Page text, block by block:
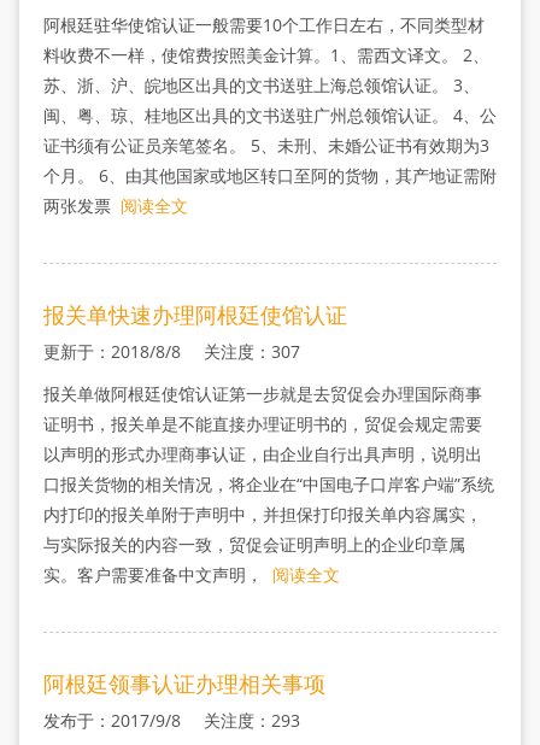
阿根廷驻华使馆认证一般需要10个工作日左右，不同类型材
料收费不一样，使馆费按照美金计算。1、需西文译文。 2、
苏、浙、沪、皖地区出具的文书送驻上海总领馆认证。 3、
闽、粤、琼、桂地区出具的文书送驻广州总领馆认证。 4、公
证书须有公证员亲笔签名。 5、未刑、未婚公证书有效期为3
个月。 6、由其他国家或地区转口至阿的货物，其产地证需附
两张发票 阅读全文
报关单快速办理阿根廷使馆认证
更新于：2018/8/8 关注度：307
报关单做阿根廷使馆认证第一步就是去贸促会办理国际商事
证明书，报关单是不能直接办理证明书的，贸促会规定需要
以声明的形式办理商事认证，由企业自行出具声明，说明出
口报关货物的相关情况，将企业在“中国电子口岸客户端”系统
内打印的报关单附于声明中，并担保打印报关单内容属实，
与实际报关的内容一致，贸促会证明声明上的企业印章属
实。客户需要准备中文声明，
阅读全文
阿根廷领事认证办理相关事项
发布于：2017/9/8 关注度：293